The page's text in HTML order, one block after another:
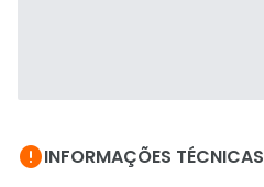
INFORMAÇÕES TÉCNICAS